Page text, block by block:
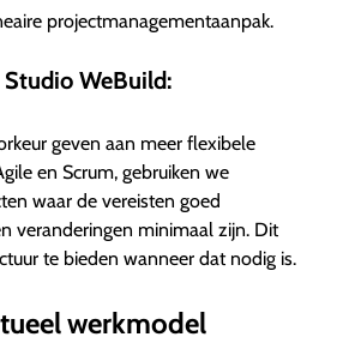
projectmanagementaanpak.
Studio WeBuild:
geven aan meer flexibele
en Scrum, gebruiken we
waar de vereisten goed
veranderingen minimaal zijn. Dit
te bieden wanneer dat nodig is.
werkmodel